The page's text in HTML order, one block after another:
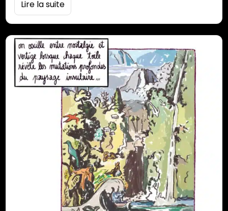
centenaire, dans les fondements du patrimoine
supporters et amateurs d’art. A partir…
Lire la suite